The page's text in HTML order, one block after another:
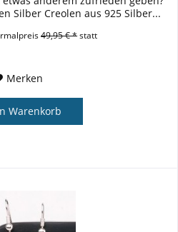
Silber Creolen aus 925 Silber...
49,95 € *statt
Merken
Warenkorb